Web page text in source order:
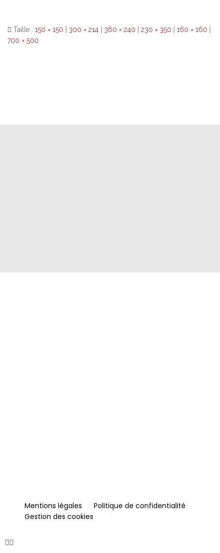
Taille : 150 × 150 | 300 × 214 | 360 × 240 | 230 × 350 | 160 × 160 |
700 × 500
Mentions légales
Politique de confidentialité
Gestion des cookies